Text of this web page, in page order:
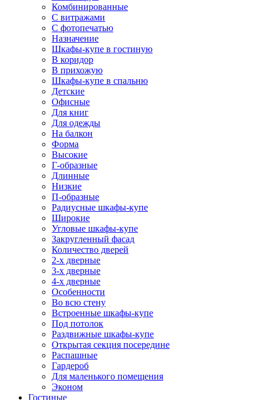
Комбинированные
С витражами
С фотопечатью
Назначение
Шкафы-купе в гостиную
В коридор
В прихожую
Шкафы-купе в спальню
Детские
Офисные
Для книг
Для одежды
На балкон
Форма
Высокие
Г-образные
Длинные
Низкие
П-образные
Радиусные шкафы-купе
Широкие
Угловые шкафы-купе
Закругленный фасад
Количество дверей
2-х дверные
3-х дверные
4-х дверные
Особенности
Во всю стену
Встроенные шкафы-купе
Под потолок
Раздвижные шкафы-купе
Открытая секция посередине
Распашные
Гардероб
Для маленького помещения
Эконом
Гостиные